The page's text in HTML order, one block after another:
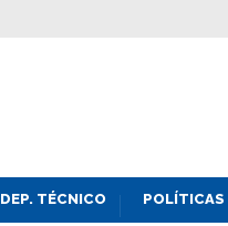
DEP. TÉCNICO POLÍTICAS